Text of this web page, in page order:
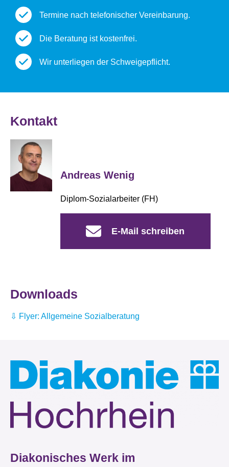
Termine nach telefonischer Vereinbarung.
Die Beratung ist kostenfrei.
Wir unterliegen der Schweigepflicht.
Kontakt
Andreas Wenig
Diplom-Sozialarbeiter (FH)
E-Mail schreiben
Downloads
Flyer: Allgemeine Sozialberatung
Diakonisches Werk im